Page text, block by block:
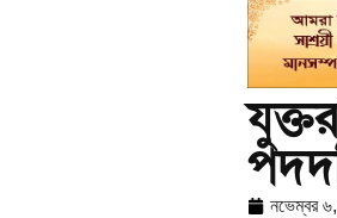
নভেম্বর